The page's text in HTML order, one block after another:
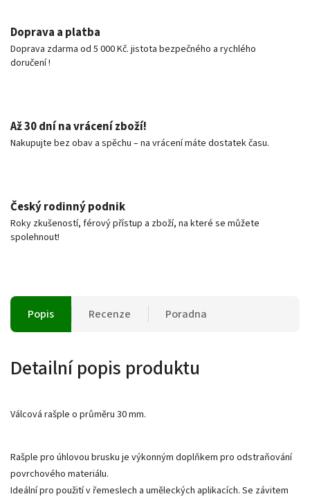
Doprava a platba
Doprava zdarma od 5 000 Kč. jistota bezpečného a rychlého
doručení !
Až 30 dní na vrácení zboží!
Nakupujte bez obav a spěchu – na vrácení máte dostatek času.
Český rodinný podnik
Roky zkušeností, férový přístup a zboží, na které se můžete
spolehnout!
Popis Recenze Poradna
Detailní popis produktu
Válcová rašple o průměru 30 mm.
Rašple pro úhlovou brusku je výkonným doplňkem pro odstraňování
povrchového materiálu.
Ideální pro použití v řemeslech a uměleckých aplikacích. Se závitem